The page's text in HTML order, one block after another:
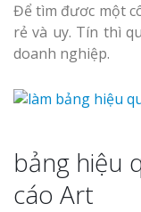
Để tìm đươc một
rẻ và uy. Tín thì
doanh nghiệp.
bảng hiệu
cáo Art